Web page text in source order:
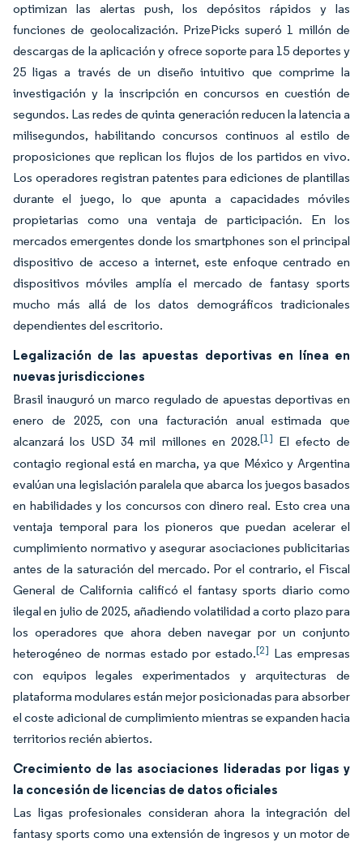
optimizan las alertas push, los depósitos rápidos y las
funciones de geolocalización. PrizePicks superó 1 millón de
descargas de la aplicación y ofrece soporte para 15 deportes y
25 ligas a través de un diseño intuitivo que comprime la
investigación y la inscripción en concursos en cuestión de
segundos. Las redes de quinta generación reducen la latencia a
milisegundos, habilitando concursos continuos al estilo de
proposiciones que replican los flujos de los partidos en vivo.
Los operadores registran patentes para ediciones de plantillas
durante el juego, lo que apunta a capacidades móviles
propietarias como una ventaja de participación. En los
mercados emergentes donde los smartphones son el principal
dispositivo de acceso a internet, este enfoque centrado en
dispositivos móviles amplía el mercado de fantasy sports
mucho más allá de los datos demográficos tradicionales
dependientes del escritorio.
Legalización de las apuestas deportivas en línea en
nuevas jurisdicciones
Brasil inauguró un marco regulado de apuestas deportivas en
enero de 2025, con una facturación anual estimada que
alcanzará los USD 34 mil millones en 2028.[1] El efecto de
contagio regional está en marcha, ya que México y Argentina
evalúan una legislación paralela que abarca los juegos basados
en habilidades y los concursos con dinero real. Esto crea una
ventaja temporal para los pioneros que puedan acelerar el
cumplimiento normativo y asegurar asociaciones publicitarias
antes de la saturación del mercado. Por el contrario, el Fiscal
General de California calificó el fantasy sports diario como
ilegal en julio de 2025, añadiendo volatilidad a corto plazo para
los operadores que ahora deben navegar por un conjunto
heterogéneo de normas estado por estado.[2] Las empresas
con equipos legales experimentados y arquitecturas de
plataforma modulares están mejor posicionadas para absorber
el coste adicional de cumplimiento mientras se expanden hacia
territorios recién abiertos.
Crecimiento de las asociaciones lideradas por ligas y
la concesión de licencias de datos oficiales
Las ligas profesionales consideran ahora la integración del
fantasy sports como una extensión de ingresos y un motor de